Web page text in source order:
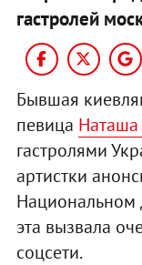
гастролей
Бывшая
певица
гастролями
артистки
Национальном
эта вызвала
соцсети.